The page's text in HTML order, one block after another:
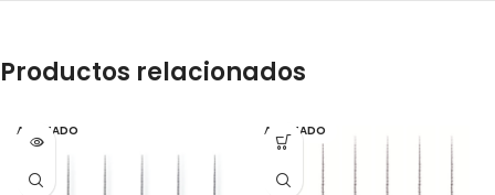
Productos relacionados
AGOTADO AGOTADO